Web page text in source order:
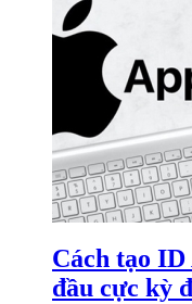
Cách tạo
đầu cực kỳ